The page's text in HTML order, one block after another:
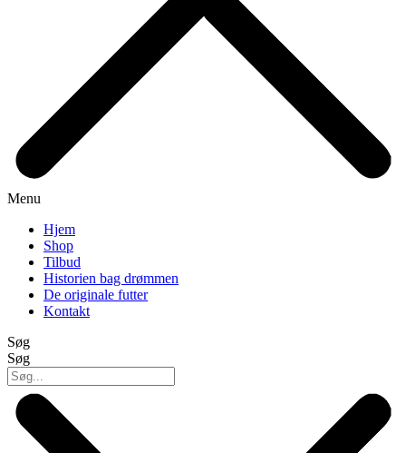
Menu
Hjem
Shop
Tilbud
Historien bag drømmen
De originale futter
Kontakt
Søg
Søg